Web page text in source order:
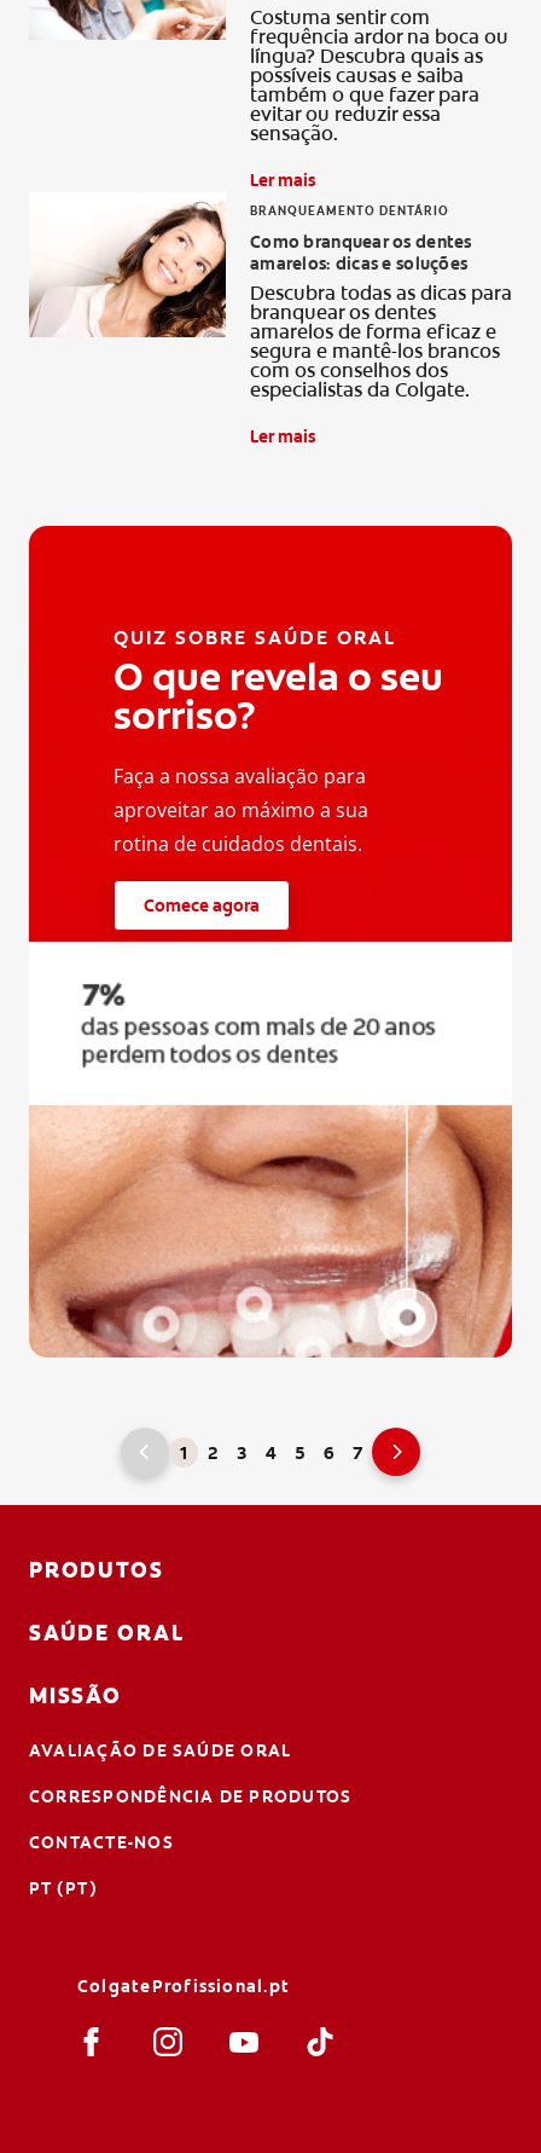
Costuma sentir com
frequência ardor na boca ou
língua? Descubra quais as
possíveis causas e saiba
também o que fazer para
evitar ou reduzir essa
sensação.
Ler mais
BRANQUEAMENTO DENTÁRIO
Como branquear os dentes
amarelos: dicas e soluções
Descubra todas as dicas para
branquear os dentes
amarelos de forma eficaz e
segura e mantê-los brancos
com os conselhos dos
especialistas da Colgate.
Ler mais
1 2 3 4 5 6 7
QUIZ SOBRE SAÚDE ORAL
O que revela o seu
sorriso?
Faça a nossa avaliação para
aproveitar ao máximo a sua
rotina de cuidados dentais.
Comece agora
PRODUTOS
SAÚDE ORAL
MISSÃO
AVALIAÇÃO DE SAÚDE ORAL
CORRESPONDÊNCIA DE PRODUTOS
CONTACTE-NOS
PT (PT)
ColgateProfissional.pt